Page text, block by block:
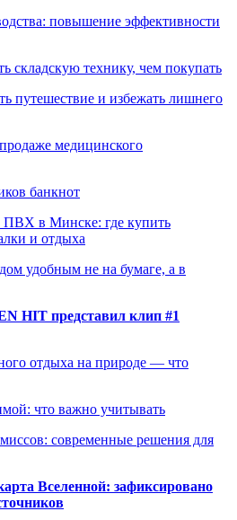
повышение эффективности
складскую технику, чем покупать
путешествие и избежать лишнего
медицинского
банкнот
ПВХ в Минске: где купить
и отдыха
удобным не на бумаге, а в
HIT представил клип #1
отдыха на природе — что
что важно учитывать
современные решения для
Вселенной: зафиксировано